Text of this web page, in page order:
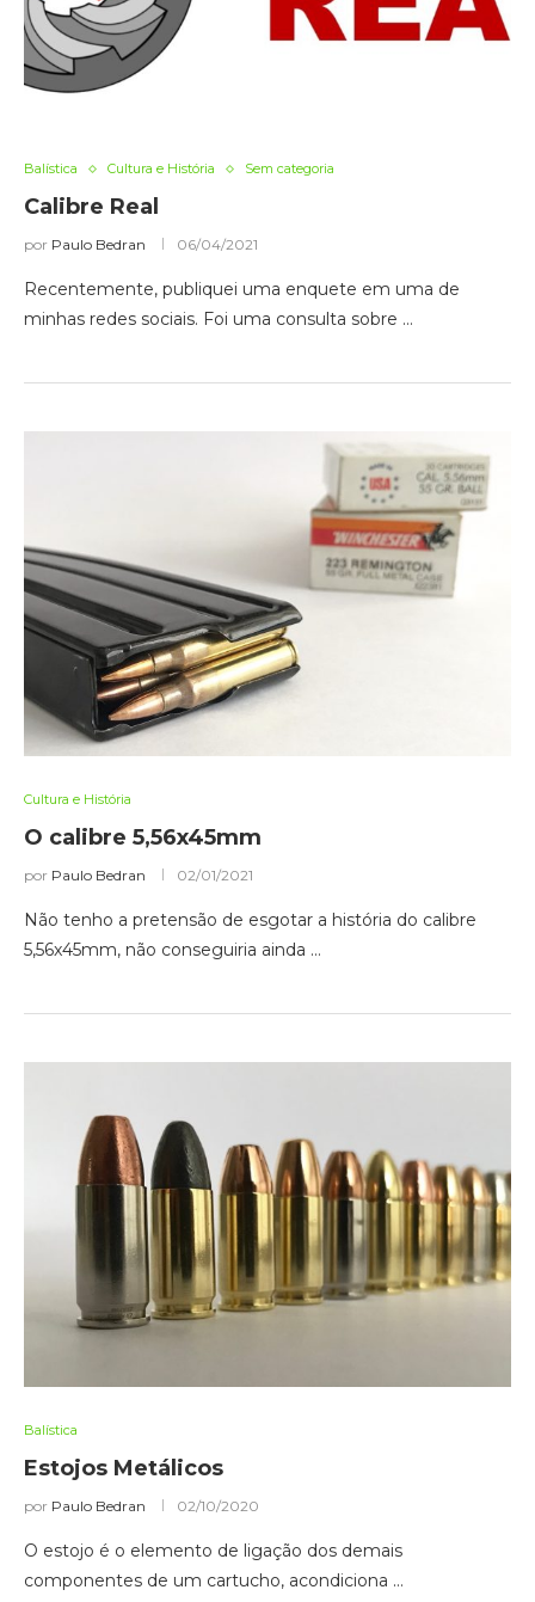
Balística Cultura e História Sem categoria
Calibre Real
por Paulo Bedran 06/04/2021
Recentemente, publiquei uma enquete em uma de
minhas redes sociais. Foi uma consulta sobre …
Cultura e História
O calibre 5,56x45mm
por Paulo Bedran 02/01/2021
Não tenho a pretensão de esgotar a história do calibre
5,56x45mm, não conseguiria ainda …
Balística
Estojos Metálicos
por Paulo Bedran 02/10/2020
O estojo é o elemento de ligação dos demais
componentes de um cartucho, acondiciona …